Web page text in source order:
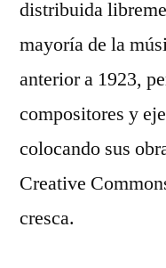
distribuida
mayoría de la
anterior a 1923,
compositores y
colocando sus
Creative
cresca.